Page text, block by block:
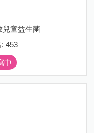
兒童益生菌
: 453
中